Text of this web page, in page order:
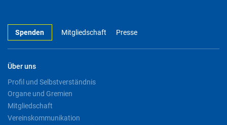
Spenden Mitgliedschaft Presse
Über uns
Profil und Selbstverständnis
Organe und Gremien
Mitgliedschaft
Vereinskommunikation